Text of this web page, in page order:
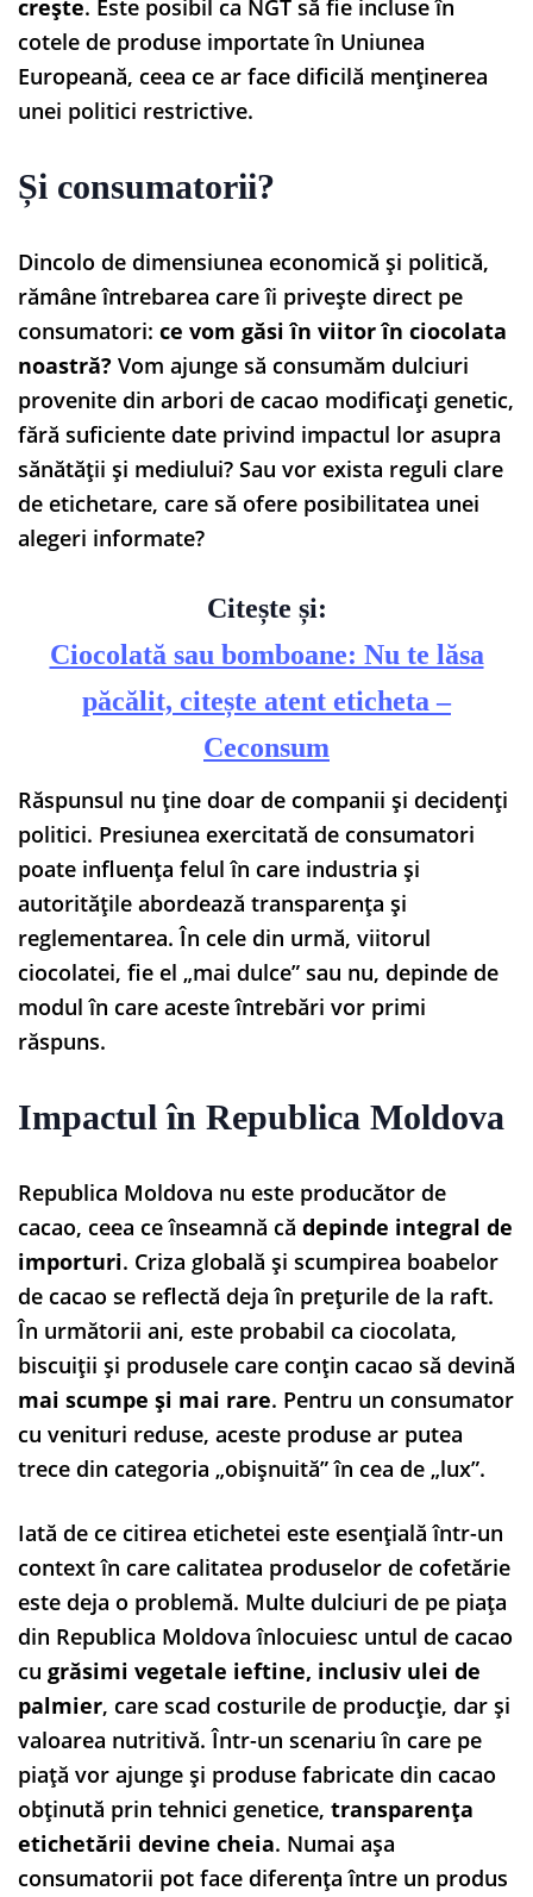
crește. Este posibil ca NGT să fie incluse în
cotele de produse importate în Uniunea
Europeană, ceea ce ar face dificilă menținerea
unei politici restrictive.
Și consumatorii?
Dincolo de dimensiunea economică și politică,
rămâne întrebarea care îi privește direct pe
consumatori: ce vom găsi în viitor în ciocolata
noastră? Vom ajunge să consumăm dulciuri
provenite din arbori de cacao modificați genetic,
fără suficiente date privind impactul lor asupra
sănătății și mediului? Sau vor exista reguli clare
de etichetare, care să ofere posibilitatea unei
alegeri informate?
Citește și:
Ciocolată sau bomboane: Nu te lăsa
păcălit, citește atent eticheta –
Ceconsum
Răspunsul nu ține doar de companii și decidenți
politici. Presiunea exercitată de consumatori
poate influența felul în care industria și
autoritățile abordează transparența și
reglementarea. În cele din urmă, viitorul
ciocolatei, fie el „mai dulce” sau nu, depinde de
modul în care aceste întrebări vor primi
răspuns.
Impactul în Republica Moldova
Republica Moldova nu este producător de
cacao, ceea ce înseamnă că depinde integral de
importuri. Criza globală și scumpirea boabelor
de cacao se reflectă deja în prețurile de la raft.
În următorii ani, este probabil ca ciocolata,
biscuiții și produsele care conțin cacao să devină
mai scumpe și mai rare. Pentru un consumator
cu venituri reduse, aceste produse ar putea
trece din categoria „obișnuită” în cea de „lux”.
Iată de ce citirea etichetei este esențială într-un
context în care calitatea produselor de cofetărie
este deja o problemă. Multe dulciuri de pe piața
din Republica Moldova înlocuiesc untul de cacao
cu grăsimi vegetale ieftine, inclusiv ulei de
palmier, care scad costurile de producție, dar și
valoarea nutritivă. Într-un scenariu în care pe
piață vor ajunge și produse fabricate din cacao
obținută prin tehnici genetice, transparența
etichetării devine cheia. Numai așa
consumatorii pot face diferența între un produs